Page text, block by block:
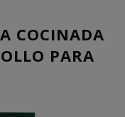
COCINADA
PARA